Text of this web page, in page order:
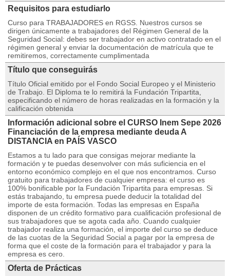
Requisitos para estudiarlo
Curso para TRABAJADORES en RGSS. Nuestros cursos se
dirigen únicamente a trabajadores del Régimen General de la
Seguridad Social: debes ser trabajador en activo contratado en el
régimen general y enviar la documentación de matrícula que te
remitiremos, correctamente cumplimentada
Título que conseguirás
Título Oficial emitido por el Fondo Social Europeo y el Ministerio
de Trabajo. El Diploma te lo remitirá la Fundación Tripartita,
especificando el número de horas realizadas en la formación y la
calificación obtenida
Información adicional sobre el CURSO Inem Sepe 2026
Financiación de la empresa mediante deuda A
DISTANCIA en PAÍS VASCO
Estamos a tu lado para que consigas mejorar mediante la
formación y te puedas desenvolver con más suficiencia en el
entorno económico complejo en el que nos encontramos. Curso
gratuito para trabajadores de cualquier empresa: el curso es
100% bonificable por la Fundación Tripartita para empresas. Si
estás trabajando, tu empresa puede deducir la totalidad del
importe de esta formación. Todas las empresas en España
disponen de un crédito formativo para cualificación profesional de
sus trabajadores que se agota cada año. Cuando cualquier
trabajador realiza una formación, el importe del curso se deduce
de las cuotas de la Seguridad Social a pagar por la empresa de
forma que el coste de la formación para el trabajador y para la
empresa es cero.
Oferta de Prácticas